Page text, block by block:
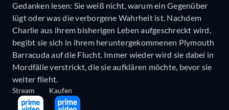
Gedanken lesen: Sie weiß nicht, warum ein Gegenüber
lügt oder was die verborgene Wahrheit ist. Nachdem
Charlie aus ihrem bisherigen Leben aufgeschreckt wird,
begibt sie sich in ihrem heruntergekommenen Plymouth
Barracuda auf die Flucht. Immer wieder wird sie dabei in
Mordfälle verstrickt, die sie aufklären möchte, bevor sie
weiter flieht.
Stream Kaufen